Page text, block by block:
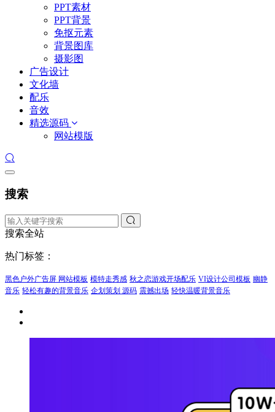
PPT素材
PPT背景
免抠元素
背景图库
摄影图
广告设计
文化墙
配乐
音效
精选源码
网站模版
搜索
搜索全站
热门标签：
黑色户外广告屏 网站模板 模特走秀感 秋之恋游戏开场配乐 VI设计公司模板 幽静
音乐 轻松有趣的背景音乐 企划策划 源码 震撼出场 轻快温暖背景音乐